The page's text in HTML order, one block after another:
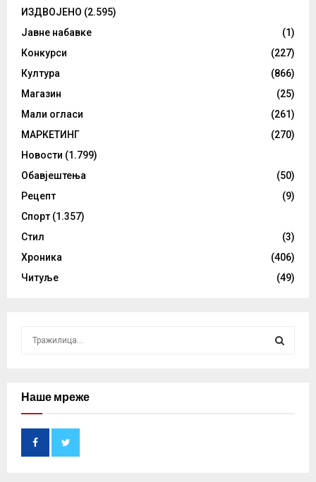
ИЗДВОЈЕНО (2.595)
Јавне набавке
(1)
Конкурси
(227)
Култура
(866)
Магазин
(25)
Мали огласи
(261)
МАРКЕТИНГ
(270)
Новости (1.799)
Обавјештења
(50)
Рецепт
(9)
Спорт (1.357)
Стил
(3)
Хроника
(406)
Читуље
(49)
cНаше мреже